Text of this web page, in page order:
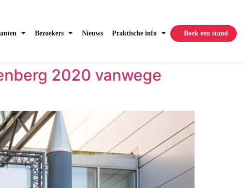
Bezoekers Nieuws Praktische info Boek een stand
2020 vanwege